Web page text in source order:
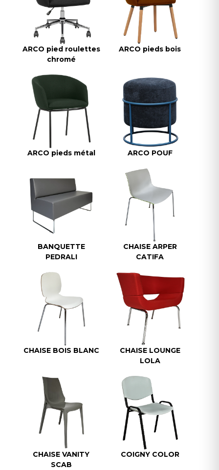
ARCO pied roulettes
chromé
ARCO pieds bois
ARCO pieds métal ARCO POUF
BANQUETTE
PEDRALI
CHAISE ARPER
CATIFA
CHAISE BOIS BLANC
CHAISE LOUNGE
LOLA
CHAISE VANITY
SCAB
COIGNY COLOR